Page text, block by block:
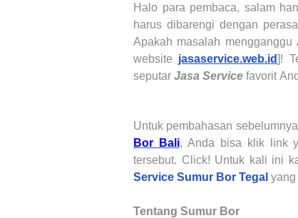
Halo para pembaca, salam
harus dibarengi dengan
Apakah masalah mengganggu
website jasaservice.web.id]!
seputar Jasa Service favorit
Untuk pembahasan
Bor Bali, Anda bisa klik link
tersebut. Click! Untuk kali ini
Service Sumur Bor Tegal yang
Tentang Sumur Bor